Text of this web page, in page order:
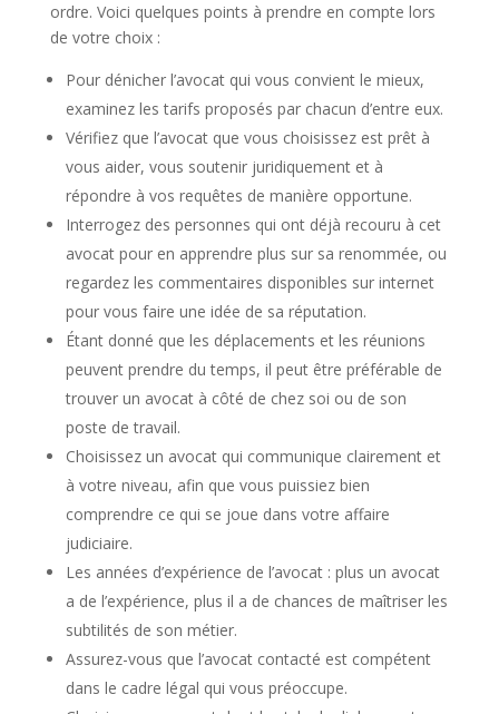
ordre. Voici quelques points à prendre en compte lors
de votre choix :
Pour dénicher l’avocat qui vous convient le mieux,
examinez les tarifs proposés par chacun d’entre eux.
Vérifiez que l’avocat que vous choisissez est prêt à
vous aider, vous soutenir juridiquement et à
répondre à vos requêtes de manière opportune.
Interrogez des personnes qui ont déjà recouru à cet
avocat pour en apprendre plus sur sa renommée, ou
regardez les commentaires disponibles sur internet
pour vous faire une idée de sa réputation.
Étant donné que les déplacements et les réunions
peuvent prendre du temps, il peut être préférable de
trouver un avocat à côté de chez soi ou de son
poste de travail.
Choisissez un avocat qui communique clairement et
à votre niveau, afin que vous puissiez bien
comprendre ce qui se joue dans votre affaire
judiciaire.
Les années d’expérience de l’avocat : plus un avocat
a de l’expérience, plus il a de chances de maîtriser les
subtilités de son métier.
Assurez-vous que l’avocat contacté est compétent
dans le cadre légal qui vous préoccupe.